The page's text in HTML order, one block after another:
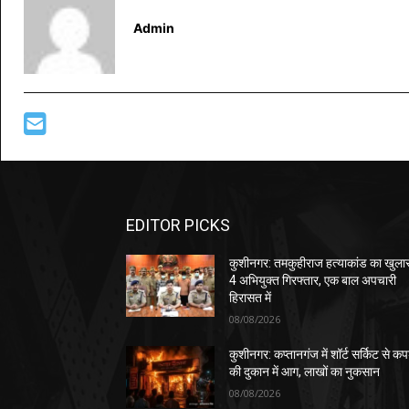
Admin
EDITOR PICKS
कुशीनगर: तमकुहीराज हत्याकांड का
4 अभियुक्त गिरफ्तार, एक बाल अपचारी
हिरासत में
08/08/2026
कुशीनगर: कप्तानगंज में शॉर्ट सर्किट से
की दुकान में आग, लाखों का नुकसान
08/08/2026